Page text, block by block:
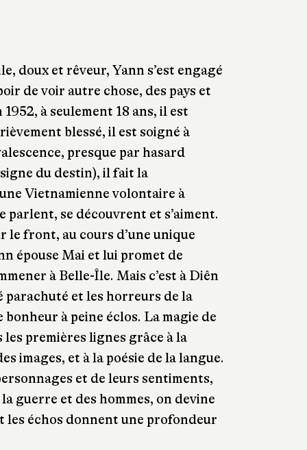
doux et rêveur, Yann s’est engagé
de voir autre chose, des pays et
à seulement 18 ans, il est
blessé, il est soigné à
presque par hasard
du destin), il fait la
Vietnamienne volontaire à
parlent, se découvrent et s’aiment.
le front, au cours d’une unique
épouse Mai et lui promet de
à Belle-Île. Mais c’est à Diên
parachuté et les horreurs de la
à peine éclos. La magie de
les premières lignes grâce à la
images, et à la poésie de la langue.
et de leurs sentiments,
guerre et des hommes, on devine
les échos donnent une profondeur